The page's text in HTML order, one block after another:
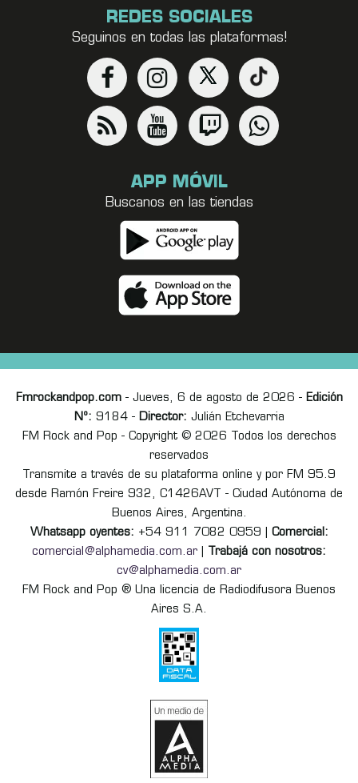
REDES SOCIALES
Seguinos en todas las plataformas!
APP MÓVIL
Buscanos en las tiendas
Fmrockandpop.com- Jueves, 6 de agosto de 2026 - Edición
Nº: 9184 - Director: Julián Etchevarria
FM Rock and Pop - Copyright © 2026 Todos los derechos
reservados
Transmite a través de su plataforma online y por FM 95.9
desde Ramón Freire 932, C1426AVT - Ciudad Autónoma de
Buenos Aires, Argentina.
Whatsapp oyentes: +54 911 7082 0959 | Comercial:
comercial@alphamedia.com.ar
Trabajá con nosotros:
cv@alphamedia.com.ar
FM Rock and Pop ® Una licencia de Radiodifusora Buenos
Aires S.A.